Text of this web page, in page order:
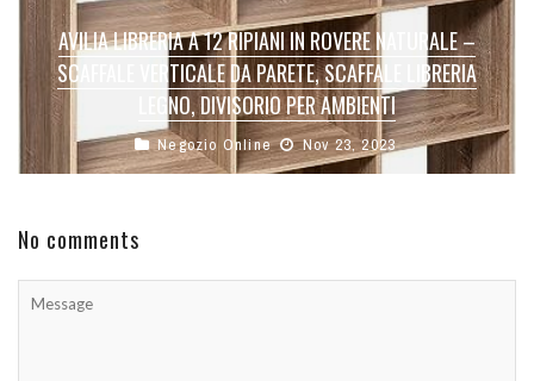
AVILIA LIBRERIA A 12 RIPIANI IN ROVERE NATURALE –
SCAFFALE VERTICALE DA PARETE, SCAFFALE LIBRERIA
LEGNO, DIVISORIO PER AMBIENTI
Negozio Online Nov 23, 2023
No comments